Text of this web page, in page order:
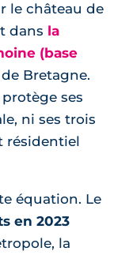
le château de
dans la
(base
Bretagne.
ses
ni ses trois
résidentiel
équation. Le
en 2023
la